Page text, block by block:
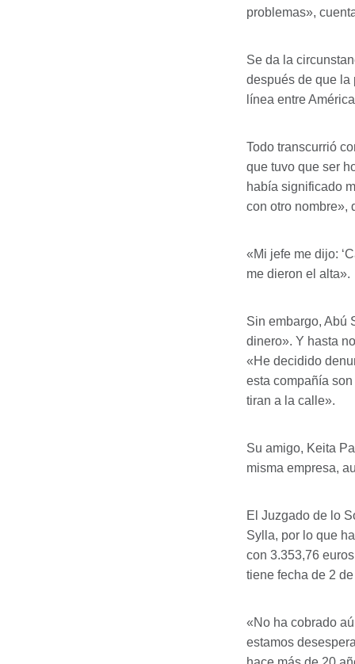
problemas»,
Se da la
después de que la
línea entre
Todo transcurrió
que tuvo que ser
había significado
con otro nombre»,
«Mi jefe me dijo:
me dieron el alta».
Sin embargo, Abú
dinero». Y hasta
«He decidido
esta compañía
tiran a la calle».
Su amigo, Keita
misma empresa,
El Juzgado de lo
Sylla, por lo que
con 3.353,76
tiene fecha de 2
«No ha cobrado
estamos